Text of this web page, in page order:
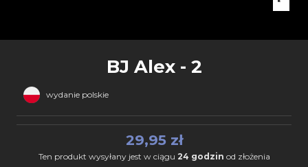
BJ Alex - 2
wydanie polskie
29,95 zł
Ten produkt wysyłany jest w ciągu 24 godzin od złożenia